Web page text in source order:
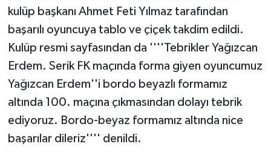
kulüp başkanı Ahmet Feti Yılmaz tarafından
başarılı oyuncuya tablo ve çiçek takdim edildi.
Kulüp resmi sayfasından da ''''Tebrikler Yağızcan
Erdem. Serik FK maçında forma giyen oyuncumuz
Yağızcan Erdem''i bordo beyazlı formamız
altında 100. maçına çıkmasından dolayı tebrik
ediyoruz. Bordo-beyaz formamız altında nice
başarılar dileriz'''' denildi.